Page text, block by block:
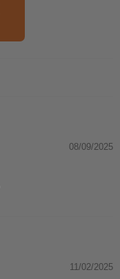
08/09/2025
11/02/2025